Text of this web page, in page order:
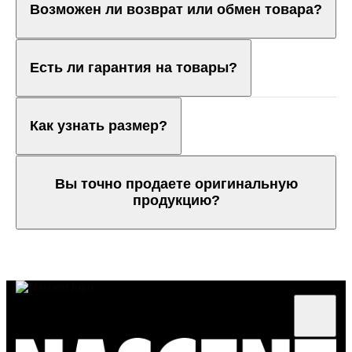
Возможен ли возврат или обмен товара?
Есть ли гарантия на товары?
Как узнать размер?
Вы точно продаете оригинальную
продукцию?